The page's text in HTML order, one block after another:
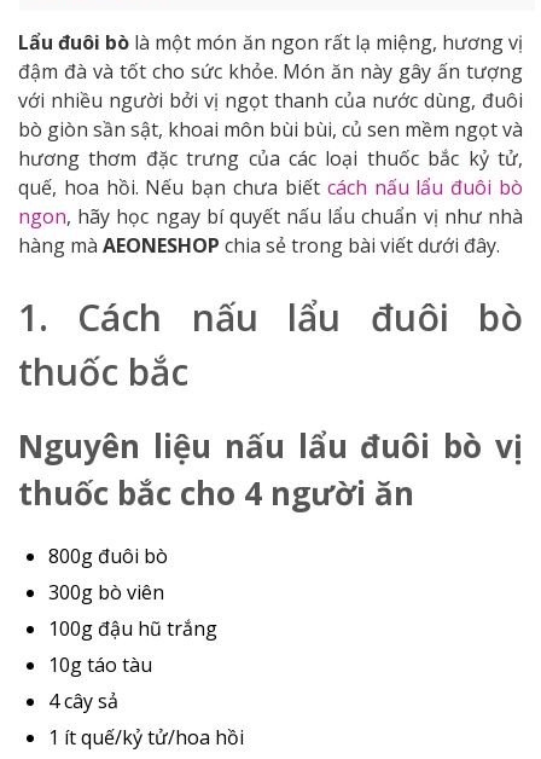
Lẩu đuôi bò là một món ăn ngon rất lạ miệng, hương vị
đậm đà và tốt cho sức khỏe. Món ăn này gây ấn tượng
với nhiều người bởi vị ngọt thanh của nước dùng, đuôi
bò giòn sần sật, khoai môn bùi bùi, củ sen mềm ngọt và
hương thơm đặc trưng của các loại thuốc bắc kỷ tử,
quế, hoa hồi. Nếu bạn chưa biết cách nấu lẩu đuôi bò
ngon, hãy học ngay bí quyết nấu lẩu chuẩn vị như nhà
hàng mà AEONESHOP chia sẻ trong bài viết dưới đây.
1. Cách nấu lẩu đuôi bò
thuốc bắc
Nguyên liệu nấu lẩu đuôi bò vị
thuốc bắc cho 4 người ăn
800g đuôi bò
300g bò viên
100g đậu hũ trắng
10g táo tàu
4 cây sả
1 ít quế/kỷ tử/hoa hồi